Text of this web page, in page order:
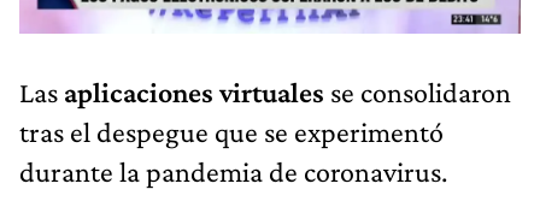
Las aplicaciones virtuales se consolidaron
tras el despegue que se experimentó
durante la pandemia de coronavirus.